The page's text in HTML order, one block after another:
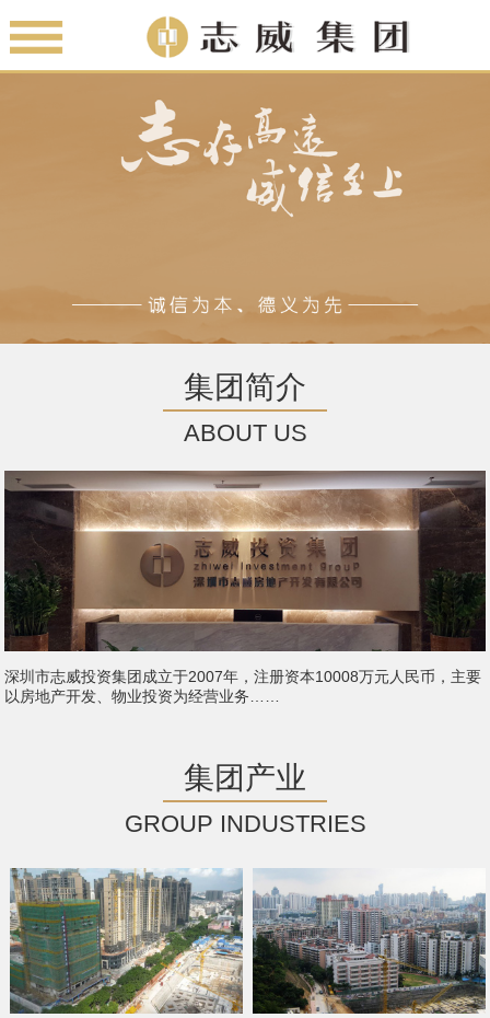
集团简介
ABOUT US
深圳市志威投资集团成立于2007年，注册资本10008万元人民币，主要
以房地产开发、物业投资为经营业务……
集团产业
GROUP INDUSTRIES